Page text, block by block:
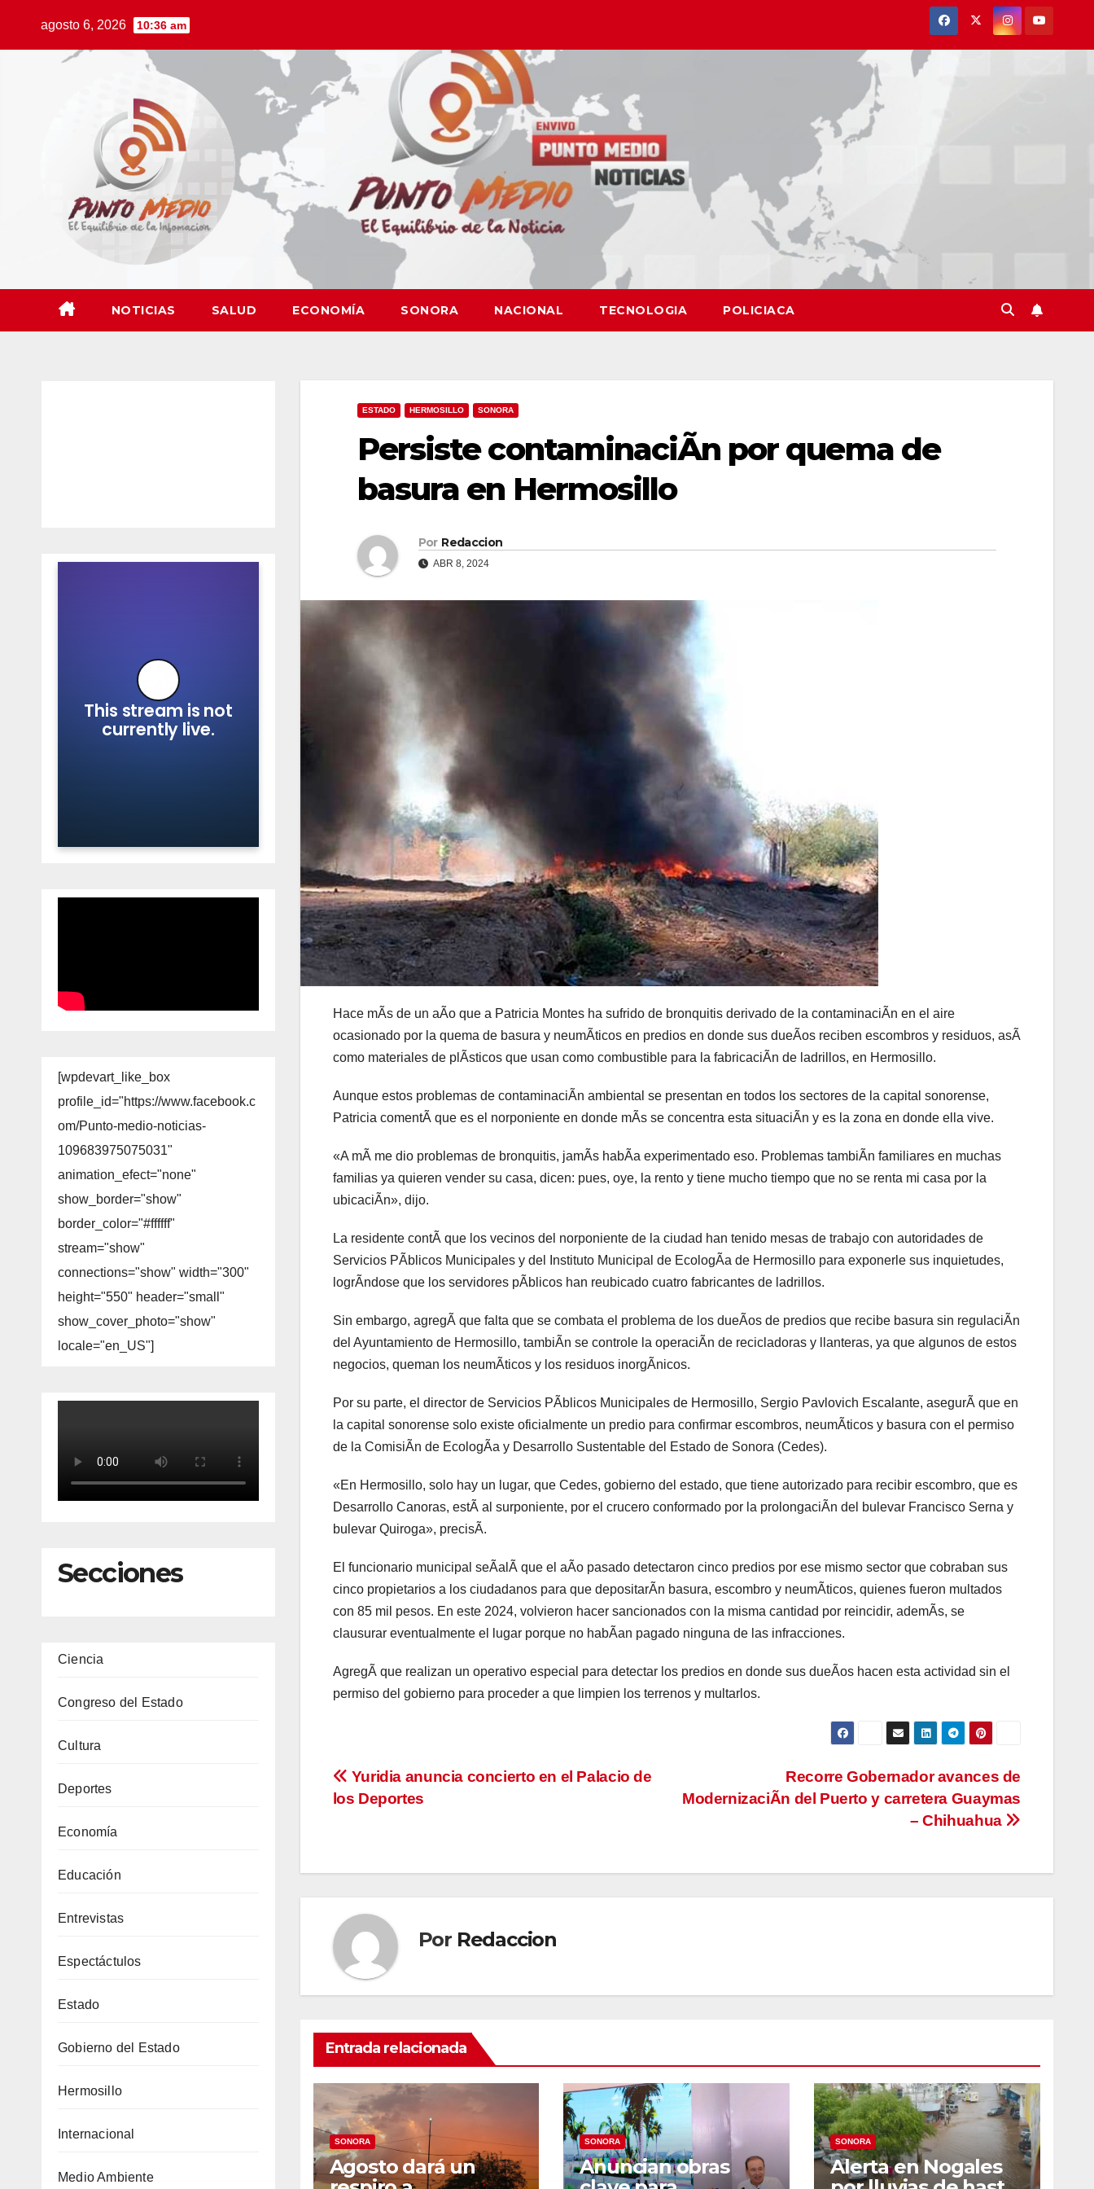
agosto 6, 2026 10:36 am
NOTICIAS SALUD ECONOMÍA SONORA NACIONAL TECNOLOGIA POLICIACA
[wpdevart_like_box
profile_id="https://www.facebook.c
om/Punto-medio-noticias-
109683975075031"
animation_efect="none"
show_border="show"
border_color="#ffffff"
stream="show"
connections="show" width="300"
height="550" header="small"
show_cover_photo="show"
locale="en_US"]
Secciones
Ciencia
Congreso del Estado
Cultura
Deportes
Economía
Educación
Entrevistas
Espectáctulos
Estado
Gobierno del Estado
Hermosillo
Internacional
Medio Ambiente
ESTADO HERMOSILLO SONORA
Persiste contaminaciÃn por quema de
basura en Hermosillo
Por Redaccion
ABR 8, 2024
Hace mÃs de un aÃo que a Patricia Montes ha sufrido de bronquitis derivado de la contaminaciÃn en el aire
ocasionado por la quema de basura y neumÃticos en predios en donde sus dueÃos reciben escombros y residuos, asÃ
como materiales de plÃsticos que usan como combustible para la fabricaciÃn de ladrillos, en Hermosillo.
Aunque estos problemas de contaminaciÃn ambiental se presentan en todos los sectores de la capital sonorense,
Patricia comentÃ que es el norponiente en donde mÃs se concentra esta situaciÃn y es la zona en donde ella vive.
«A mÃ me dio problemas de bronquitis, jamÃs habÃa experimentado eso. Problemas tambiÃn familiares en muchas
familias ya quieren vender su casa, dicen: pues, oye, la rento y tiene mucho tiempo que no se renta mi casa por la
ubicaciÃn», dijo.
La residente contÃ que los vecinos del norponiente de la ciudad han tenido mesas de trabajo con autoridades de
Servicios PÃblicos Municipales y del Instituto Municipal de EcologÃa de Hermosillo para exponerle sus inquietudes,
logrÃndose que los servidores pÃblicos han reubicado cuatro fabricantes de ladrillos.
Sin embargo, agregÃ que falta que se combata el problema de los dueÃos de predios que recibe basura sin regulaciÃn
del Ayuntamiento de Hermosillo, tambiÃn se controle la operaciÃn de recicladoras y llanteras, ya que algunos de estos
negocios, queman los neumÃticos y los residuos inorgÃnicos.
Por su parte, el director de Servicios PÃblicos Municipales de Hermosillo, Sergio Pavlovich Escalante, asegurÃ que en
la capital sonorense solo existe oficialmente un predio para confirmar escombros, neumÃticos y basura con el permiso
de la ComisiÃn de EcologÃa y Desarrollo Sustentable del Estado de Sonora (Cedes).
«En Hermosillo, solo hay un lugar, que Cedes, gobierno del estado, que tiene autorizado para recibir escombro, que es
Desarrollo Canoras, estÃ al surponiente, por el crucero conformado por la prolongaciÃn del bulevar Francisco Serna y
bulevar Quiroga», precisÃ.
El funcionario municipal seÃalÃ que el aÃo pasado detectaron cinco predios por ese mismo sector que cobraban sus
cinco propietarios a los ciudadanos para que depositarÃn basura, escombro y neumÃticos, quienes fueron multados
con 85 mil pesos. En este 2024, volvieron hacer sancionados con la misma cantidad por reincidir, ademÃs, se
clausurar eventualmente el lugar porque no habÃan pagado ninguna de las infracciones.
AgregÃ que realizan un operativo especial para detectar los predios en donde sus dueÃos hacen esta actividad sin el
permiso del gobierno para proceder a que limpien los terrenos y multarlos.
Navegación
Recorre Gobernador avances de
ModernizaciÃn del Puerto y carretera Guaymas
– Chihuahua
Yuridia anuncia concierto en el Palacio de
los Deportes
Por Redaccion
Entrada relacionada
SONORA
Agosto dará un
SONORA
Anuncian obras
SONORA
Alerta en Nogales